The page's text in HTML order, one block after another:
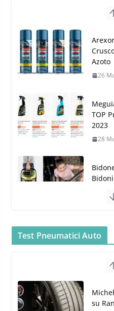
8
Azoto
2023
MTM
5
cura
26
Test Pneumatici Auto
11